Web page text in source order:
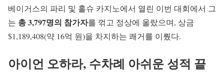
베이거스의 파리 및 홀슈 카지노에서 열린 이번 대회에서 그
는 총 3,797명의 참가자를 꺾고 정상에 올랐으며, 상금
$1,189,408(약 16억 원)을 차지하는 쾌거를 이뤘다.
아이언 오하라, 수차례 아쉬운 성적 끝